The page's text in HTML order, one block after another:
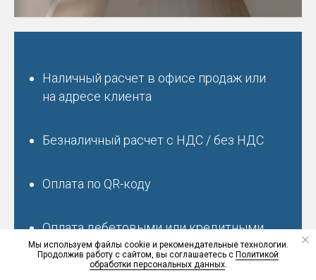
Наличный расчет в офисе продаж или
на адресе клиента
Безналичный расчет с НДС / без НДС
Оплата по QR-коду
Оплата дебетовыми или кредитными
пластиковыми картами в офисе продаж
Мы используем файлы cookie и рекомендательные технологии.
Продолжив работу с сайтом, вы соглашаетесь с Политикой
обработки персональных данных.